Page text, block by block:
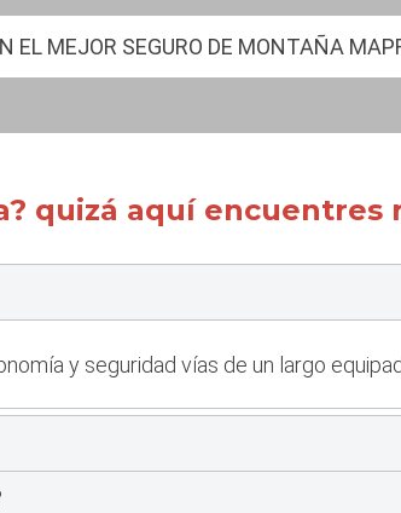
EL MEJOR SEGURO DE MONTAÑA
quizá aquí encuentres
y seguridad vías de un largo